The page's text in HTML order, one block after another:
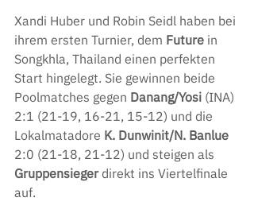
Xandi Huber und Robin Seidl haben bei
ihrem ersten Turnier, dem Future in
Songkhla, Thailand einen perfekten
Start hingelegt. Sie gewinnen beide
Poolmatches gegen Danang/Yosi (INA)
2:1 (21-19, 16-21, 15-12) und die
Lokalmatadore K. Dunwinit/N. Banlue
2:0 (21-18, 21-12) und steigen als
Gruppensieger direkt ins Viertelfinale
auf.